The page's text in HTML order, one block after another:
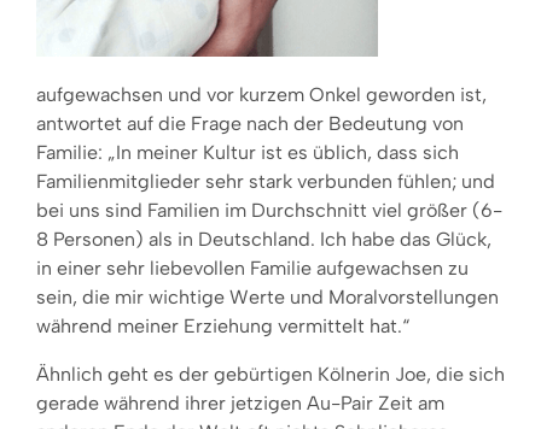
aufgewachsen und vor kurzem Onkel geworden ist,
antwortet auf die Frage nach der Bedeutung von
Familie: „In meiner Kultur ist es üblich, dass sich
Familienmitglieder sehr stark verbunden fühlen; und
bei uns sind Familien im Durchschnitt viel größer (6-
8 Personen) als in Deutschland. Ich habe das Glück,
in einer sehr liebevollen Familie aufgewachsen zu
sein, die mir wichtige Werte und Moralvorstellungen
während meiner Erziehung vermittelt hat.“
Ähnlich geht es der gebürtigen Kölnerin Joe, die sich
gerade während ihrer jetzigen Au-Pair Zeit am